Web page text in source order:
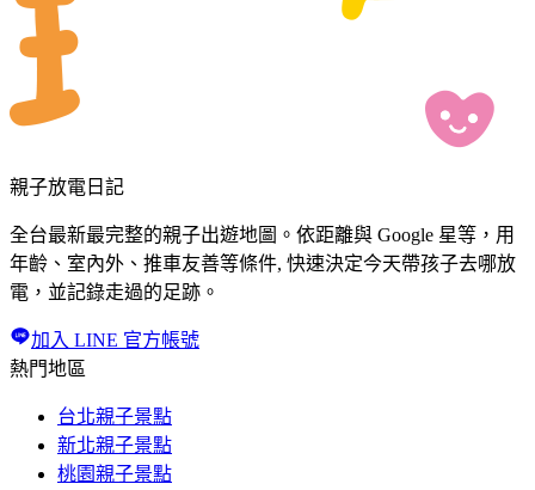
親子放電日記
全台最新最完整的親子出遊地圖。依距離與 Google 星等，用
年齡、室內外、推車友善等條件, 快速決定今天帶孩子去哪放
電，並記錄走過的足跡。
加入 LINE 官方帳號
熱門地區
台北親子景點
新北親子景點
桃園親子景點